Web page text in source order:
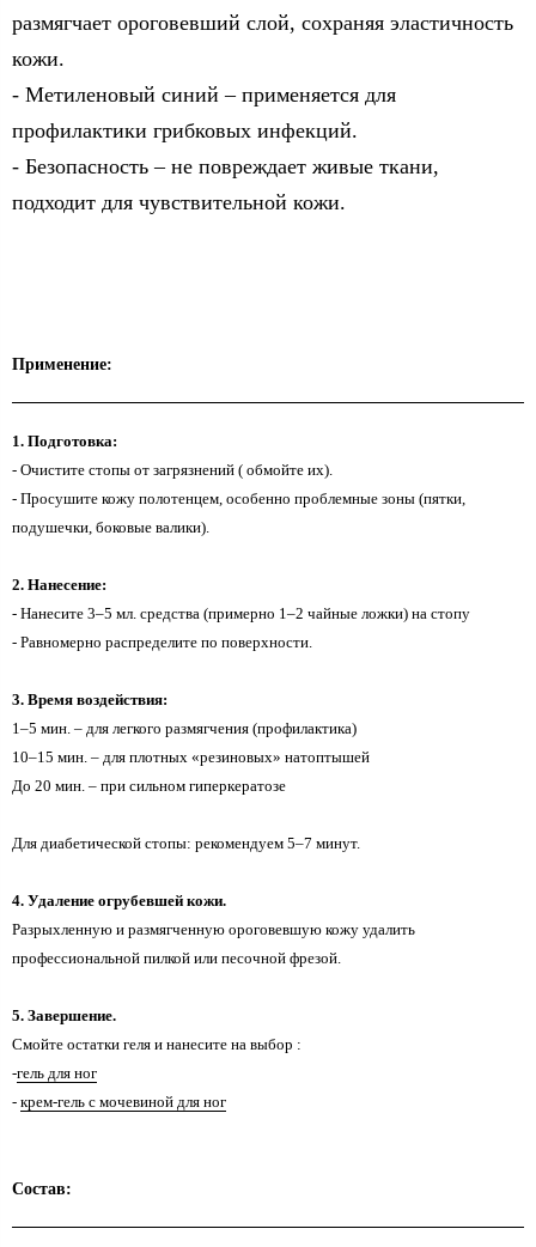
размягчает ороговевший слой, сохраняя эластичность
кожи.
- Метиленовый синий – применяется для
профилактики грибковых инфекций.
- Безопасность – не повреждает живые ткани,
подходит для чувствительной кожи.
Применение:
1. Подготовка:
- Очистите стопы от загрязнений ( обмойте их).
- Просушите кожу полотенцем, особенно проблемные зоны (пятки,
подушечки, боковые валики).
2. Нанесение:
- Нанесите 3–5 мл. средства (примерно 1–2 чайные ложки) на стопу
- Равномерно распределите по поверхности.
3. Время воздействия:
1–5 мин. – для легкого размягчения (профилактика)
10–15 мин. – для плотных «резиновых» натоптышей
До 20 мин. – при сильном гиперкератозе
Для диабетической стопы: рекомендуем 5–7 минут.
4. Удаление огрубевшей кожи.
Разрыхленную и размягченную ороговевшую кожу удалить
профессиональной пилкой или песочной фрезой.
5. Завершение.
Смойте остатки геля и нанесите на выбор :
-гель для ног
- крем-гель с мочевиной для ног
Состав: